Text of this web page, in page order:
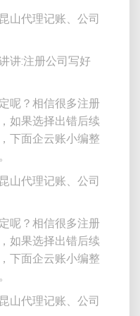
山代理记账、公司
讲:注册公司写好
呢？相信很多注册
如果选择出错后续
下面企云账小编整
山代理记账、公司
呢？相信很多注册
如果选择出错后续
下面企云账小编整
山代理记账、公司